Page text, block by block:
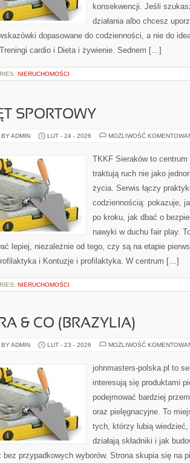
konsekwencji. Jeśli
działania albo chcesz
dopasowane do codzienności, a nie do
cardio i Dieta i żywienie. Sednem […]
NIERUCHOMOŚCI
SPORTOWY
ADMIN LUT - 24 - 2026 MOŻLIWOŚĆ
TKKF Sieraków to
traktują ruch nie jako
życia. Serwis łączy
codziennością: pokazuje,
po kroku, jak dbać o
nawyki w duchu fair play.
lepiej, niezależnie od tego, czy są na etapie
i Kontuzje i profilaktyka. W centrum […]
NIERUCHOMOŚCI
& CO (BRAZYLIA)
ADMIN LUT - 23 - 2026 MOŻLIWOŚĆ
johnmasters-polska.pl to
interesują się produktami
podejmować bardziej
oraz pielęgnacyjne. To
tych, którzy lubią wiedzieć,
działają składniki i jak
bez przypadkowych wyborów. Strona skupia się na